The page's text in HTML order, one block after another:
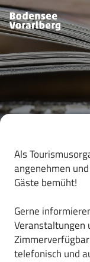
Als
angenehmen
Gäste bemüht!
Gerne
Veranstaltungen
telefonisch und